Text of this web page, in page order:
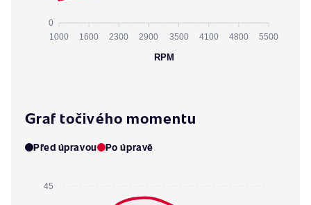
0
1000 1600 2300 2900 3500 4100 4800 5500
RPM
Graf točivého momentu
Před úpravou Po úpravě
45